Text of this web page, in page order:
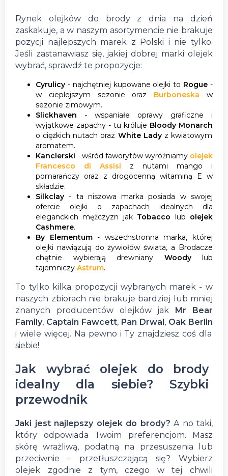
Rynek olejków do brody z dnia na dzień
zaskakuje, a w naszym asortymencie nie brakuje
pozycji najlepszych marek z Polski i nie tylko.
Jeśli zastanawiasz się, jakiej dobrej marki olejek
wybrać, sprawdź te propozycje:
Cyrulicy - najchętniej kupowane olejki to Rogue-
w cieplejszym sezonie oraz
Burboneska
w
sezonie zimowym.
Slickhaven - wspaniałe oprawy graficzne i
wyjątkowe zapachy - tu króluje Bloody Monarch
o ciężkich nutach oraz White Ladyz kwiatowym
aromatem.
Kanclerski - wśród faworytów wyróżniamy olejek
Francesco di Assisi z nutami mango i
pomarańczy oraz z drogocenną witaminą E w
składzie.
Silkclay- ta niszowa marka posiada w swojej
ofercie olejki o zapachach idealnych dla
eleganckich mężczyzn jak Tobacco lub olejek
Cashmere.
By Elementum- wszechstronna marka, której
olejki nawiązują do żywiołów świata, a Brodacze
chętnie wybierają drewniany Woody lub
tajemniczy Astrum.
To tylko kilka propozycji wybranych marek - w
naszych zbiorach nie brakuje bardziej lub mniej
znanych producentów olejków jak
Mr Bear
Family, Captain Fawcett, Pan Drwal , Oak Berlin
i wiele więcej. Na pewno i Ty znajdziesz coś dla
siebie!
Jak wybrać olejek do brody
idealny dla siebie? Szybki
przewodnik
Jaki jest najlepszy olejek do brody? A no taki,
który odpowiada Twoim preferencjom. Masz
skórę wrażliwą, podatną na przesuszenia lub
przeciwnie - przetłuszczającą się? Wybierz
olejek zgodnie z tym, czego w tej chwili